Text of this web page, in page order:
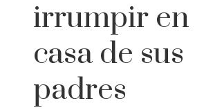
irrumpir en
casa de sus
padres